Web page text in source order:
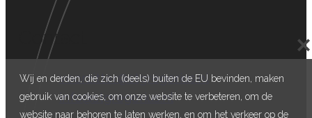
Contact
E:voorzitter@stgregorius.nl
E:info@stgregorius.nl
Wij en derden, die zich (deels) buiten de EU bevinden, maken
gebruik van cookies, om onze website te verbeteren, om de
website naar behoren te laten werken, en om het verkeer op de